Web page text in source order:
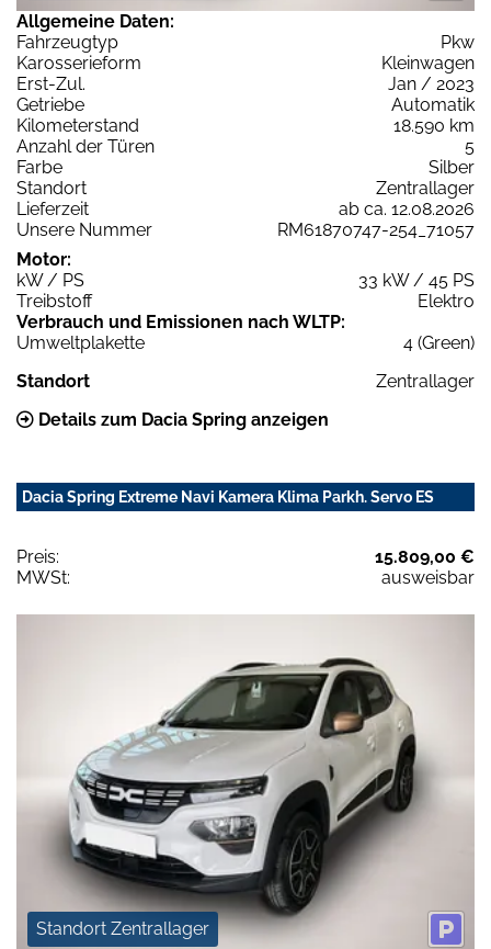
Allgemeine Daten:
Fahrzeugtyp
Pkw
Karosserieform
Kleinwagen
Erst-Zul.
Jan / 2023
Getriebe
Automatik
Kilometerstand
18.590 km
Anzahl der Türen
5
Farbe
Silber
Standort
Zentrallager
Lieferzeit
ab ca. 12.08.2026
Unsere Nummer
RM61870747-254_71057
Motor:
kW / PS
33 kW / 45 PS
Treibstoff
Elektro
Verbrauch und Emissionen nach WLTP:
Umweltplakette
4 (Green)
Standort
Zentrallager
Details zum Dacia Spring anzeigen
Dacia Spring Extreme Navi Kamera Klima Parkh. Servo ES
Preis:
15.809,00 €
MWSt:
ausweisbar
Standort Zentrallager